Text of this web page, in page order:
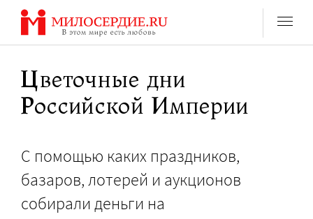
Перейти
содержанию
Цветочные дни
Российской Империи
С помощью каких праздников,
базаров, лотерей и аукционов
собирали деньги на